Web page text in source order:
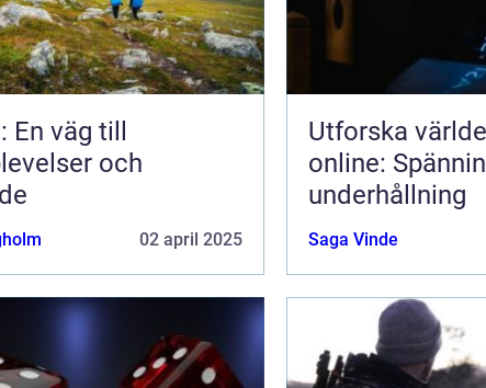
En väg till
och
02 april 2025
Utforska
online:
underhållning
Saga Vinde